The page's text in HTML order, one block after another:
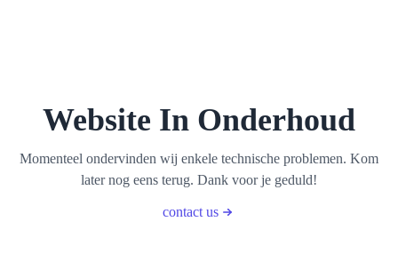
Website In Onderhoud
Momenteel ondervinden wij enkele technische problemen. Kom
later nog eens terug. Dank voor je geduld!
contact us